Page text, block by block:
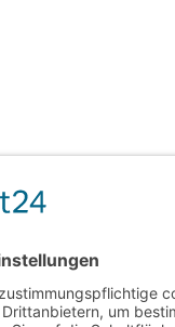
Immobilien GmbH
Gazzo